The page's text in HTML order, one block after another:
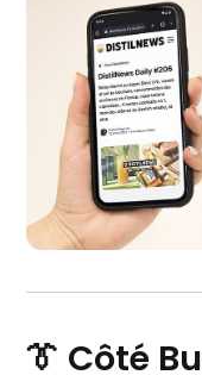
👔 Côté